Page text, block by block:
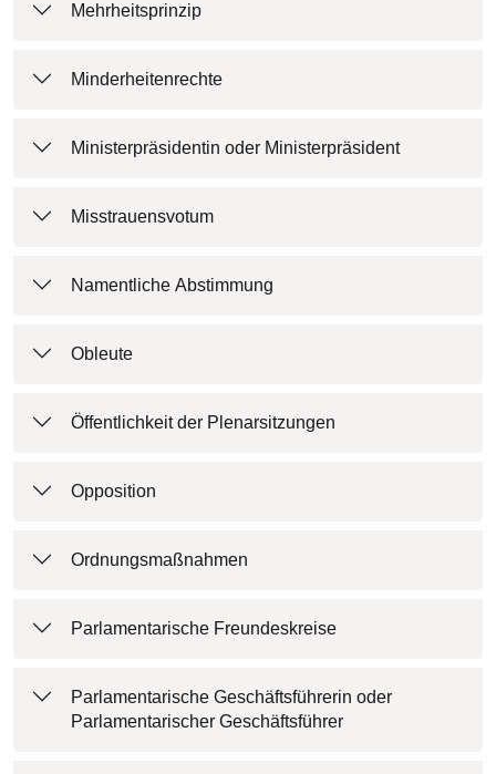
Mehrheitsprinzip
Minderheitenrechte
Ministerpräsidentin oder Ministerpräsident
Misstrauensvotum
Namentliche Abstimmung
Obleute
Öffentlichkeit der Plenarsitzungen
Opposition
Ordnungsmaßnahmen
Parlamentarische Freundeskreise
Parlamentarische Geschäftsführerin oder
Parlamentarischer Geschäftsführer